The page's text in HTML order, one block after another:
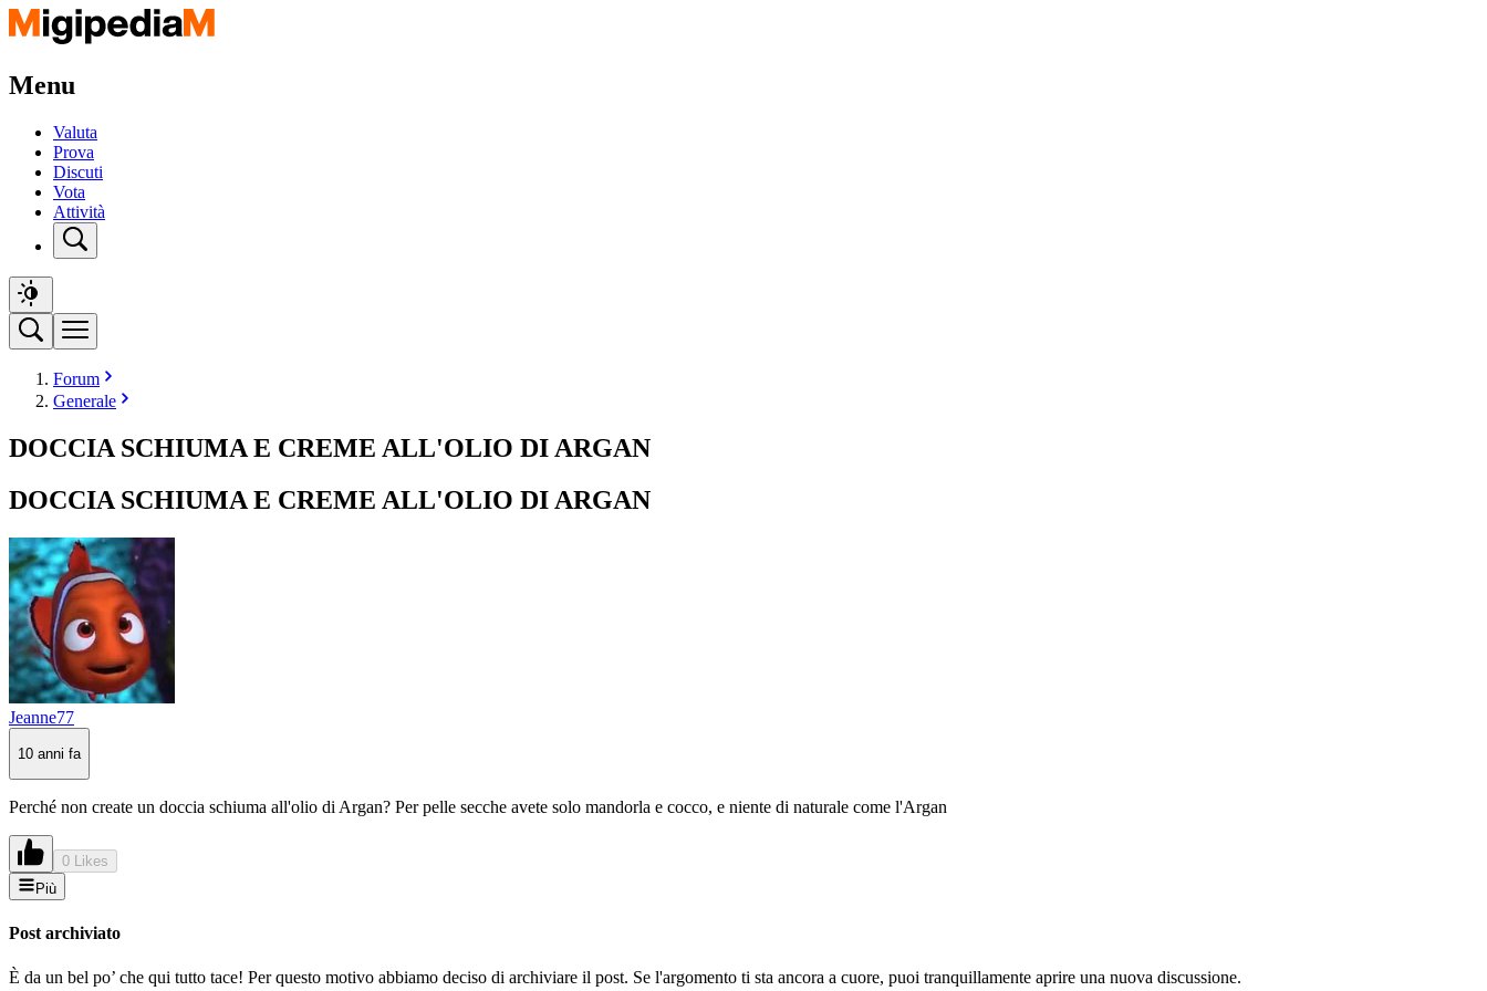
Menu
Valuta
Prova
Discuti
Vota
Attività
Forum
Generale
DOCCIA SCHIUMA E CREME ALL'OLIO DI ARGAN
DOCCIA SCHIUMA E CREME ALL'OLIO DI ARGAN
Jeanne77
10 anni fa
Perché non create un doccia schiuma all'olio di Argan? Per pelle secche avete solo mandorla e cocco, e niente di naturale come l'Argan
0 Likes
Più
Post archiviato
È da un bel po’ che qui tutto tace! Per questo motivo abbiamo deciso di archiviare il post. Se l'argomento ti sta ancora a cuore, puoi tranquillamente aprire una nuova discussione.